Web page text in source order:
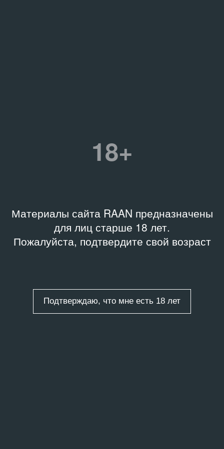
18+
Материалы сайта RAAN предназначены
для лиц старше 18 лет.
Пожалуйста, подтвердите свой возраст
Подтверждаю, что мне есть 18 лет